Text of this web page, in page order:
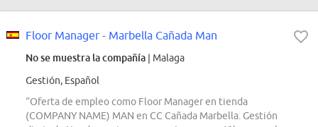
Floor Manager - Marbella Cañada Man
No se muestra la compañía | Malaga
Gestión, Español
“Oferta de empleo como Floor Manager en tienda
(COMPANY NAME) MAN en CC Cañada Marbella. Gestión